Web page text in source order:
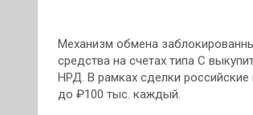
Механизм обмена
средства на счетах типа С
НРД. В рамках сделки
до ₽100 тыс. каждый.